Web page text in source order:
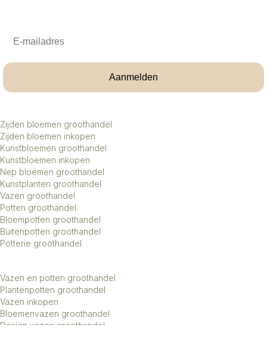
Aanmelden
Zijden bloemen groothandel
Zijden bloemen inkopen
Kunstbloemen groothandel
Kunstbloemen inkopen
Nep bloemen groothandel
Kunstplanten groothandel
Vazen groothandel
Potten groothandel
Bloempotten groothandel
Buitenpotten groothandel
Potterie groothandel
Vazen en potten groothandel
Plantenpotten groothandel
Vazen inkopen
Bloemenvazen groothandel
Design vazen groothandel